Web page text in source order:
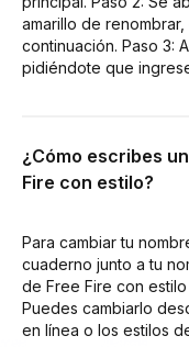
amarillo de
continuación. Paso 3:
pidiéndote que
¿Cómo escribes
Fire con estilo?
Para cambiar tu
cuaderno junto a tu
de Free Fire con
Puedes cambiarlo
en línea o los estilos